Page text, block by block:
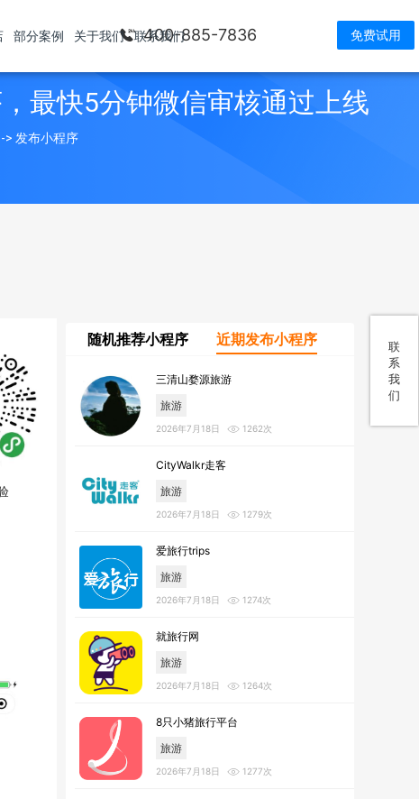
400-885-7836 免费试用
部分案例 关于我们 联系我们
联
系
我
们
最快5分钟微信审核通过上线
> 发布小程序
随机推荐小程序 近期发布小程序
三清山婺源旅游
旅游
2026年7月18日 1262次
CityWalkr走客
旅游
2026年7月18日 1279次
爱旅行trips
旅游
2026年7月18日 1274次
就旅行网
旅游
2026年7月18日 1264次
8只小猪旅行平台
旅游
2026年7月18日 1277次